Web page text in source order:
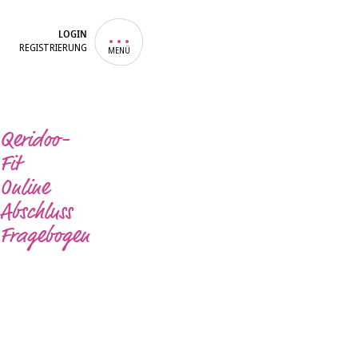
LOGIN
REGISTRIERUNG MENÜ
Qeridoo-
Fit
Online
Abschluss
Fragebogen